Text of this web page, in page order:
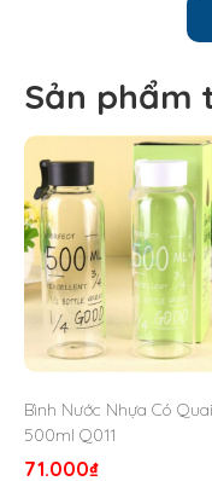
Thông tin sản phẩm:
Chất liệu: thép
Dung tích: 500ml.
Màu: đỏ
Dùng để giữ
hoặc lạnh trong
Quà Tặng Viva
làm quà tặng và nhận
đích phục vụ nhu cầu
quà tặng khách hàng,
Sản phẩm
Bình Nước Nhựa Có Quai
500ml Q011
71.000₫